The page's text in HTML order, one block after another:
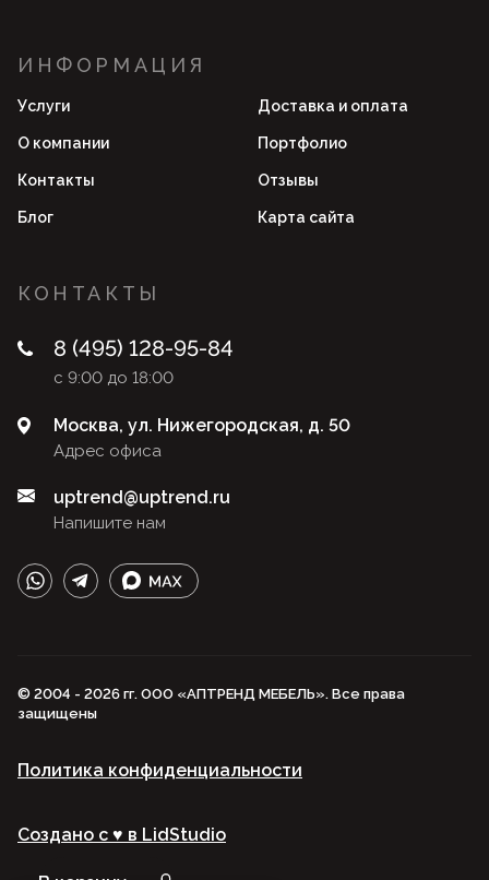
ИНФОРМАЦИЯ
Услуги Доставка и оплата
О компании Портфолио
Контакты Отзывы
Блог Карта сайта
КОНТАКТЫ
8 (495) 128-95-84
с 9:00 до 18:00
Адрес офиса
Москва, ул. Нижегородская, д. 50
Напишите нам
uptrend@uptrend.ru
© 2004 - 2026 гг. ООО «АПТРЕНД МЕБЕЛЬ». Все права
защищены
Политика конфиденциальности
Создано с ♥️ в LidStudio